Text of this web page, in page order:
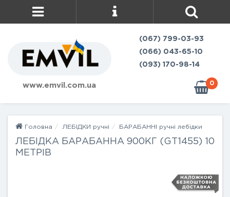
www.emvil.com.ua
(067) 799-03-93
(066) 043-65-10
(093) 170-98-14
0
Головна ЛЕБІДКИ ручні БАРАБАННІ ручні лебідки
ЛЕБІДКА БАРАБАННА 900КГ (GT1455) 10
МЕТРІВ